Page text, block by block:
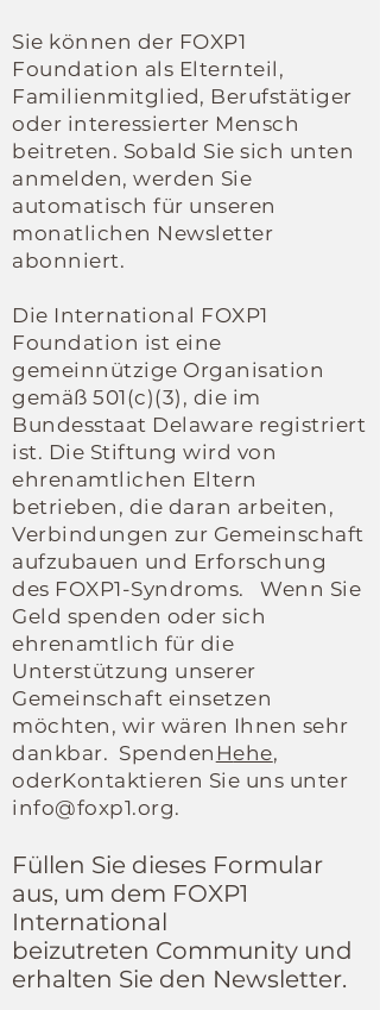
Sie können der FOXP1
Foundation als Elternteil,
Familienmitglied, Berufstätiger
oder interessierter Mensch
beitreten. Sobald Sie sich unten
anmelden, werden Sie
automatisch für unseren
monatlichen Newsletter
abonniert.
Die International FOXP1
Foundation ist eine
gemeinnützige Organisation
gemäß 501(c)(3), die im
Bundesstaat Delaware registriert
ist. Die Stiftung wird von
ehrenamtlichen Eltern
betrieben, die daran arbeiten,
Verbindungen zur Gemeinschaft
aufzubauen und Erforschung
des FOXP1-Syndroms.
Wenn Sie
Geld spenden oder sich
ehrenamtlich für die
Unterstützung unserer
Gemeinschaft einsetzen
möchten , wir wären Ihnen sehr
dankbar. Spenden Hehe,
oderKontaktieren Sie uns unter
info@foxp1.org.
Füllen Sie dieses Formular
aus, um dem FOXP1
International
beizutreten Community und
erhalten Sie den Newsletter.